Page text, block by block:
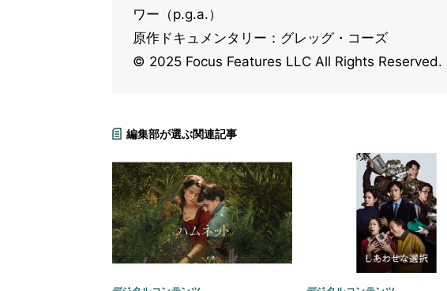
ワー（p.g.a.）
原作ドキュメンタリー：グレッグ・コーズ
© 2025 Focus Features LLC All Rights Reserved.
編集部が選ぶ関連記事